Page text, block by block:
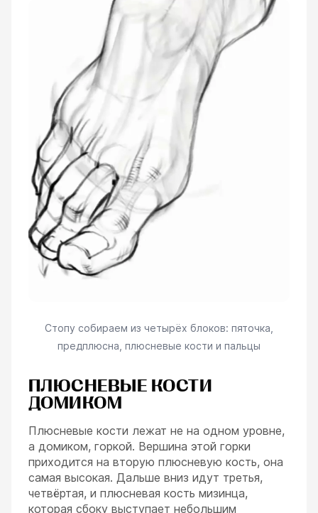
Стопу собираем из четырёх блоков: пяточка,
предплюсна, плюсневые кости и пальцы
ПЛЮСНЕВЫЕ КОСТИ
ДОМИКОМ
Плюсневые кости лежат не на одном уровне,
а домиком, горкой. Вершина этой горки
приходится на вторую плюсневую кость, она
самая высокая. Дальше вниз идут третья,
четвёртая, и плюсневая кость мизинца,
которая сбоку выступает небольшим